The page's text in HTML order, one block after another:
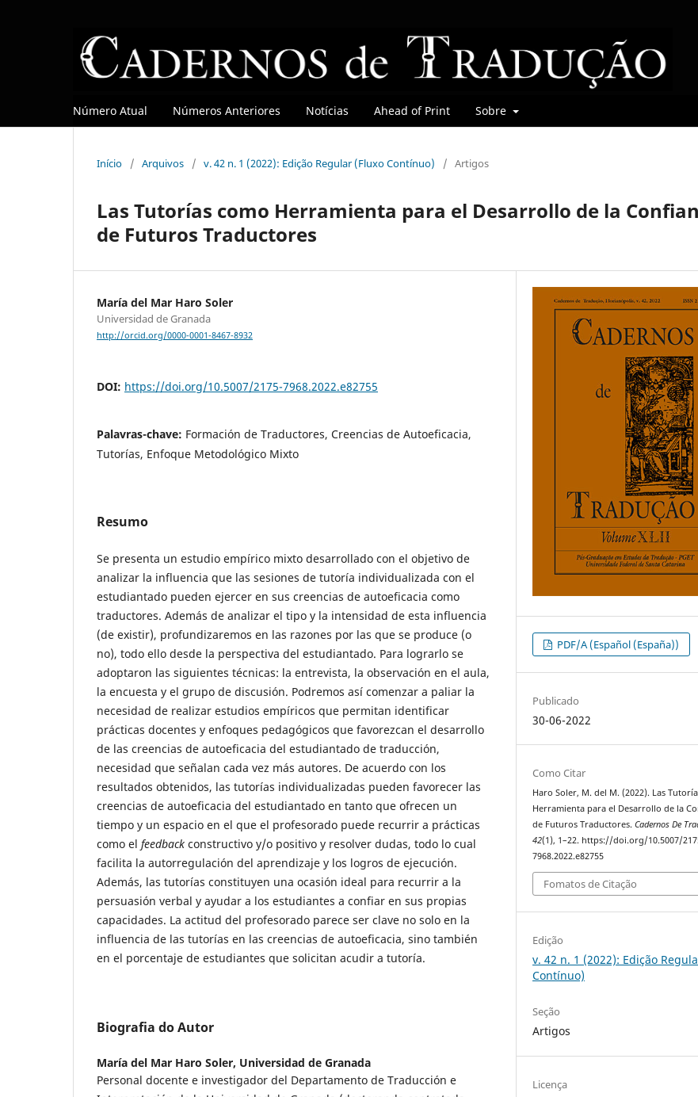
Número Atual Números Anteriores Notícias Ahead of Print Sobre
Início / Arquivos / v. 42 n. 1 (2022): Edição Regular (Fluxo Contínuo) / Artigos
Las Tutorías como Herramienta para el Desarrollo de la
de Futuros Traductores
María del Mar Haro Soler
Universidad de Granada
http://orcid.org/0000-0001-8467-8932
DOI: https://doi.org/10.5007/2175-7968.2022.e82755
Palavras-chave: Formación de Traductores, Creencias de Autoeficacia,
Tutorías, Enfoque Metodológico Mixto
Resumo
Se presenta un estudio empírico mixto desarrollado con el objetivo de
analizar la influencia que las sesiones de tutoría individualizada con el
estudiantado pueden ejercer en sus creencias de autoeficacia como
traductores. Además de analizar el tipo y la intensidad de esta influencia
(de existir), profundizaremos en las razones por las que se produce (o
no), todo ello desde la perspectiva del estudiantado. Para lograrlo se
adoptaron las siguientes técnicas: la entrevista, la observación en el aula,
la encuesta y el grupo de discusión. Podremos así comenzar a paliar la
necesidad de realizar estudios empíricos que permitan identificar
prácticas docentes y enfoques pedagógicos que favorezcan el desarrollo
de las creencias de autoeficacia del estudiantado de traducción,
necesidad que señalan cada vez más autores. De acuerdo con los
resultados obtenidos, las tutorías individualizadas pueden favorecer las
creencias de autoeficacia del estudiantado en tanto que ofrecen un
tiempo y un espacio en el que el profesorado puede recurrir a prácticas
como el feedback constructivo y/o positivo y resolver dudas, todo lo cual
facilita la autorregulación del aprendizaje y los logros de ejecución.
Además, las tutorías constituyen una ocasión ideal para recurrir a la
persuasión verbal y ayudar a los estudiantes a confiar en sus propias
capacidades. La actitud del profesorado parece ser clave no solo en la
influencia de las tutorías en las creencias de autoeficacia, sino también
en el porcentaje de estudiantes que solicitan acudir a tutoría.
Biografia do Autor
María del Mar Haro Soler, Universidad de Granada
Personal docente e investigador del Departamento de Traducción e
PDF/A (Español (España))
Publicado
30-06-2022
Como Citar
Haro Soler, M. del M. (2022). Las
Herramienta para el Desarrollo de la
de Futuros Traductores.Cadernos De
42(1), 1–22. https://doi.org/10.5007/
7968.2022.e82755
Fomatos de Citação
Edição
v. 42 n. 1 (2022): Edição
Contínuo)
Seção
Artigos
Licença